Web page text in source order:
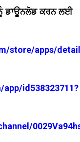
ਡਾਊਨਲੋਡ ਕਰਨ ਲਈ
store/apps/
id538323711?